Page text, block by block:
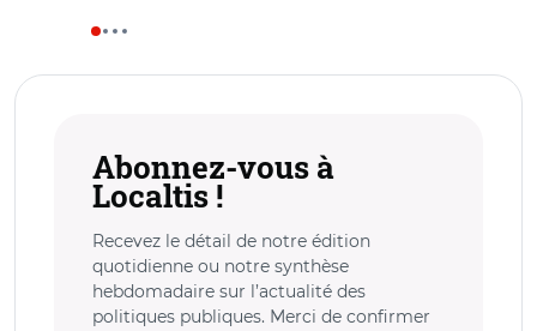
Abonnez-vous à
Localtis !
Recevez le détail de notre édition
quotidienne ou notre synthèse
hebdomadaire sur l’actualité des
politiques publiques. Merci de confirmer